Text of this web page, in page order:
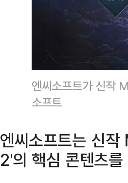
엔씨소프트가 신작
소프트
엔씨소프트는 신
2'의 핵심 콘텐츠